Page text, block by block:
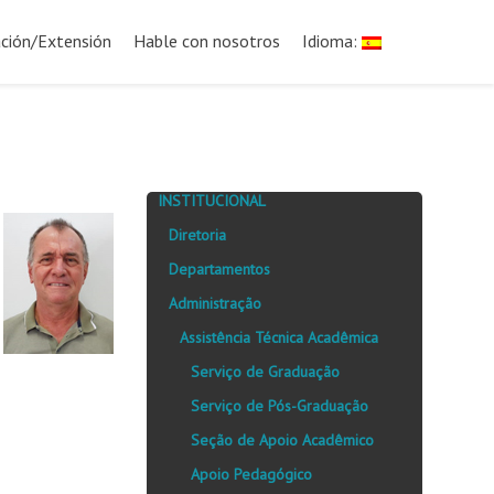
Extensión Hable con nosotros Idioma:
INSTITUCIONAL
Diretoria
Departamentos
Administração
Assistência Técnica Acadêmica
Serviço de Graduação
Serviço de Pós-Graduação
Seção de Apoio Acadêmico
Apoio Pedagógico